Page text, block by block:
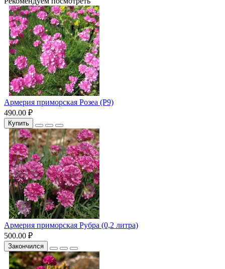
Армерия приморская Розеа (Р9)
490.00 ₽
Купить
Армерия приморская Рубра (0,2 литра)
500.00 ₽
Закончился